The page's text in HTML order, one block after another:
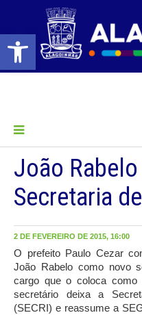
Barra de Ferramentas Aberta
João
Secretaria
2 DE FEVEREIRO DE 2015, 16:00
O prefeito Paulo Cezar
João Rabelo como novo
cargo que o coloca como
secretário deixa a
(SECRI) e reassume a